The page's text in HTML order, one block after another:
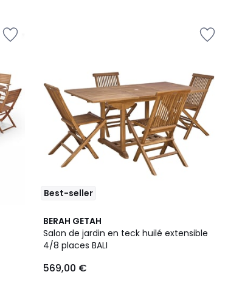
Best-seller
BERAH GETAH
Salon de jardin en teck huilé extensible
4/8 places BALI
569,00 €
4,2
/ 5